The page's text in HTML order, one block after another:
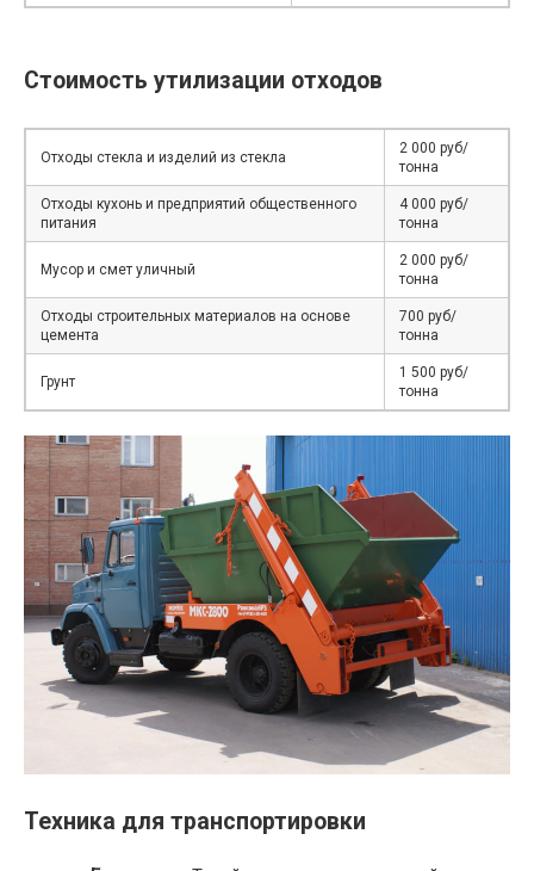
Стоимость утилизации отходов
Отходы стекла и изделий из стекла
2 000 руб/
тонна
Отходы кухонь и предприятий общественного
питания
4 000 руб/
тонна
Мусор и смет уличный
2 000 руб/
тонна
Отходы строительных материалов на основе
цемента
700 руб/
тонна
Грунт
1 500 руб/
тонна
Техника для транспортировки